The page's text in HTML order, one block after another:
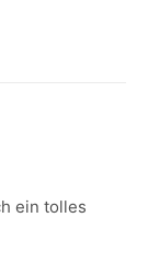
ein tolles